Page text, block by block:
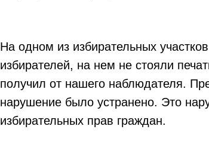
На одном из избирательных
избирателей, на нем не стояли
получил от нашего наблюдателя.
нарушение было устранено. Это
избирательных прав граждан.